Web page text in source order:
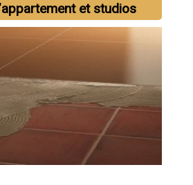
et studios